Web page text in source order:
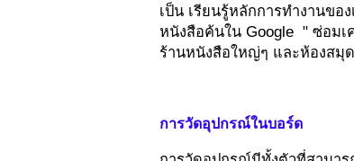
เป็น เรียนรู้หลักการทำงานข
หนังสือค้นใน Google " ซ่อมเ
ร้านหนังสือใหญ่ๆ และห้องสมุ
การวัดอุปกรณ์ในบอร์ด